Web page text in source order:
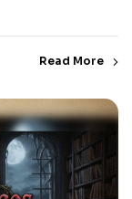
Read More